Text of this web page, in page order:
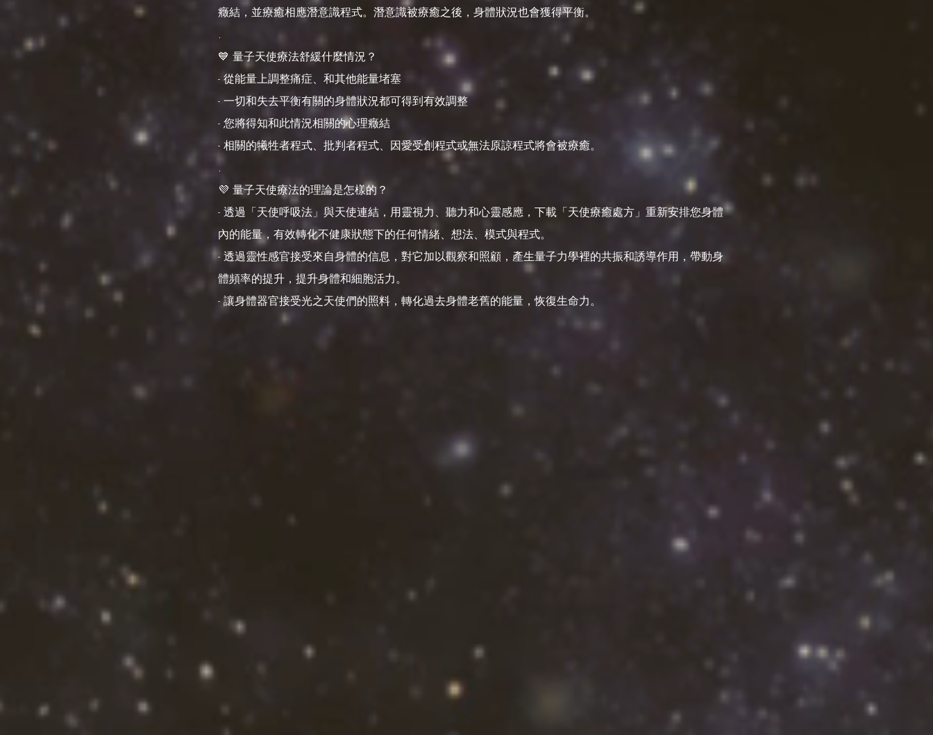
癥結，並療癒相應潛意識程式。潛意識被療癒之後，身體狀況也會獲得平衡。
.
💙 量子天使療法舒緩什麼情況？
- 從能量上調整痛症、和其他能量堵塞
- 一切和失去平衡有關的身體狀況都可得到有效調整
- 您將得知和此情況相關的心理癥結
- 相關的犧牲者程式、批判者程式、因愛受創程式或無法原諒程式將會被療癒。
.
💜 量子天使療法的理論是怎樣的？
- 透過「天使呼吸法」與天使連結，用靈視力、聽力和心靈感應，下載「天使療癒處方」重新安排您身體
內的能量，有效轉化不健康狀態下的任何情緒、想法、模式與程式。
- 透過靈性感官接受來自身體的信息，對它加以觀察和照顧，產生量子力學裡的共振和誘導作用，帶動身
體頻率的提升，提升身體和細胞活力。
- 讓身體器官接受光之天使們的照料，轉化過去身體老舊的能量，恢復生命力。